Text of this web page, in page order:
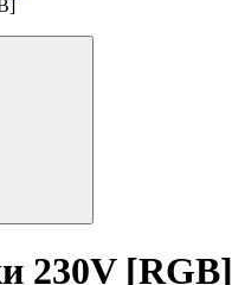
230V [RGB]